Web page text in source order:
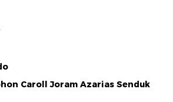
Caroll Joram Azarias Senduk